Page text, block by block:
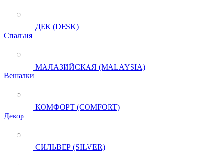
ДЕК (DESK)
Спальня
МАЛАЗИЙСКАЯ (MALAYSIA)
Вешалки
КОМФОРТ (COMFORT)
Декор
СИЛЬВЕР (SILVER)